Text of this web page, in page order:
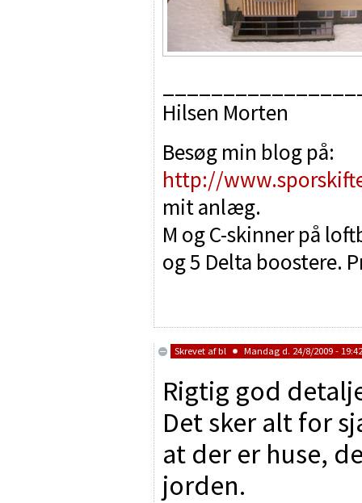
Hilsen Morten
Besøg min blog på:
http://
mit anlæg.
M og C-skinner på
og 5 Delta boostere.
Skrevet afbl Mandag d. 24/8/2009 - 19:42
Rigtig god
Det sker alt for
at der er huse,
jorden.